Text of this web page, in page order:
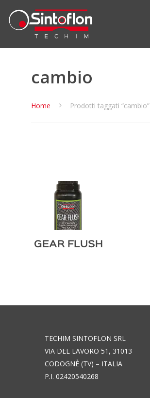
cambio
Home Prodotti taggati “cambio”
GEAR FLUSH
TECHIM SINTOFLON SRL
VIA DEL LAVORO 51, 31013
CODOGNÈ (TV) – ITALIA
P.I. 02420540268